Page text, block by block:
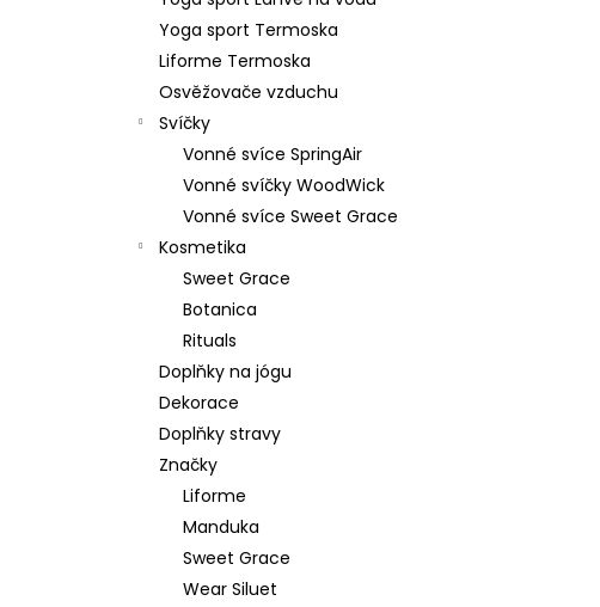
Yoga sport Termoska
Liforme Termoska
Osvěžovače vzduchu
Svíčky
Vonné svíce SpringAir
Vonné svíčky WoodWick
Vonné svíce Sweet Grace
Kosmetika
Sweet Grace
Botanica
Rituals
Doplňky na jógu
Dekorace
Doplňky stravy
Značky
Liforme
Manduka
Sweet Grace
Wear Siluet
879 Kč
Původně:1 099 Kč